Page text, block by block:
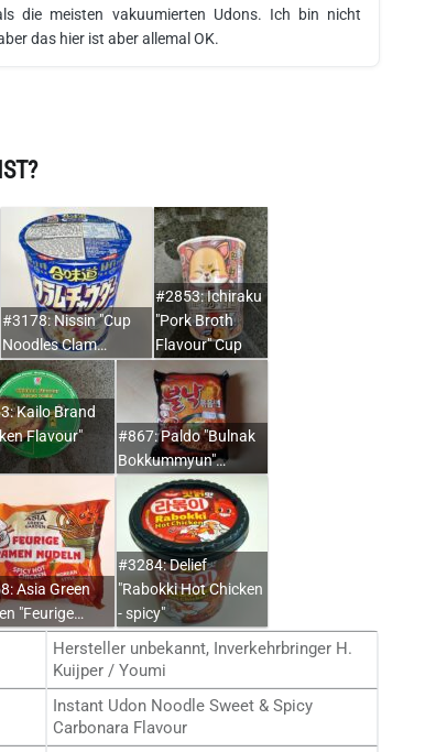
die meisten vakuumierten Udons. Ich bin nicht
das hier ist aber allemal OK.
#3178: Nissin "Cup
Noodles Clam…
#2853: Ichiraku
"Pork Broth
Flavour" Cup
Kailo Brand
Flavour"
#867: Paldo "Bulnak
Bokkummyun"…
Asia Green
"Feurige…
#3284: Delief
"Rabokki Hot Chicken
- spicy"
Hersteller unbekannt, Inverkehrbringer H.
Kuijper / Youmi
Instant Udon Noodle Sweet & Spicy
Carbonara Flavour